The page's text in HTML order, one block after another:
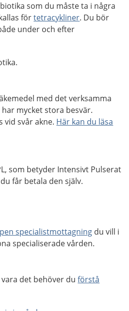
som du måste ta i några
förtetracykliner. Du bör
under och efter
med det verksamma
mycket stora besvär.
vid svår akne. Här kan du läsa
som betyder Intensivt Pulserat
får betala den själv.
specialistmottagning du vill i
specialiserade vården.
vara det behöver duförstå